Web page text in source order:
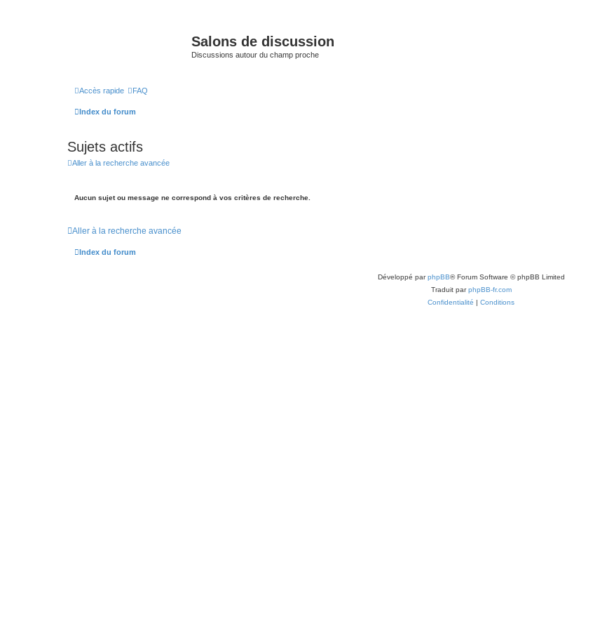
Salons de discussion
Discussions autour du champ proche
Accès rapide FAQ
Index du forum
Sujets actifs
Aller à la recherche avancée
Aucun sujet ou message ne correspond à vos critères de recherche.
Aller à la recherche avancée
Index du forum
Développé parphpBB® Forum Software © phpBB Limited
Traduit parphpBB-fr.com
Confidentialité | Conditions